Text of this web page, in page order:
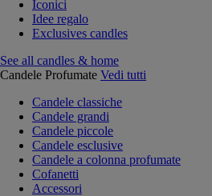
Iconici
Idee regalo
Exclusives candles
See all candles & home
Candele Profumate Vedi tutti
Candele classiche
Candele grandi
Candele piccole
Candele esclusive
Candele a colonna profumate
Cofanetti
Accessori